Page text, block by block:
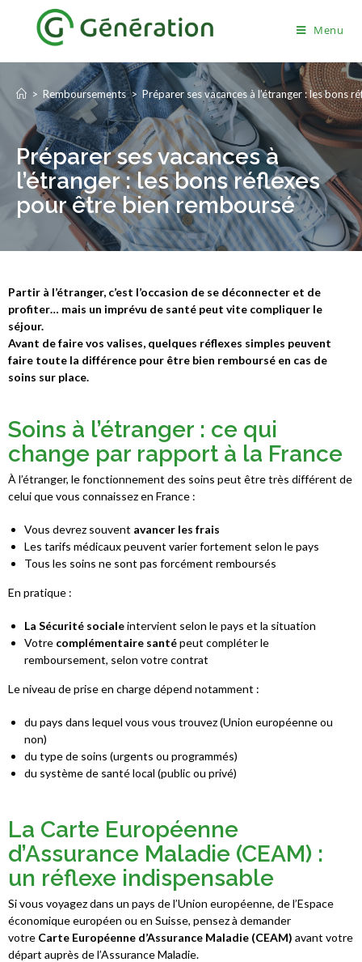
Menu
> Remboursements > Préparer ses vacances à l’étranger : les bons
Préparer ses vacances à
l’étranger : les bons réflexes
pour être bien remboursé ​
Partir à l’étranger, c’est l’occasion de se déconnecter et de
profiter… mais un imprévu de santé peut vite compliquer le
séjour.
Avant de faire vos valises, quelques réflexes simples peuvent
faire toute la différence pour être bien remboursé en cas de
soins sur place.
Soins à l’étranger : ce qui
change par rapport à la France ​
À l’étranger, le fonctionnement des soins peut être très différent de
celui que vous connaissez en France :
Vous devrez souvent avancer les frais
Les tarifs médicaux peuvent varier fortement selon le pays
Tous les soins ne sont pas forcément remboursés
En pratique :
La Sécurité socialeintervient selon le pays et la situation
Votre complémentaire santépeut compléter le
remboursement, selon votre contrat
Le niveau de prise en charge dépend notamment :
du pays dans lequel vous vous trouvez (Union européenne ou
non)
du type de soins (urgents ou programmés)
du système de santé local (public ou privé)
La Carte Européenne
d’Assurance Maladie (CEAM) :
un réflexe indispensable ​
Si vous voyagez dans un pays de l’Union européenne, de l’Espace
économique européen ou en Suisse, pensez à demander
votre Carte Européenne d’Assurance Maladie (CEAM) avant votre
départ auprès de l’Assurance Maladie.